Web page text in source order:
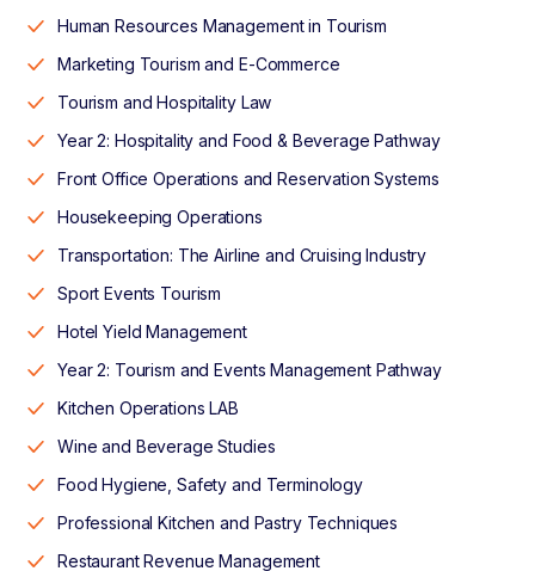
Human Resources Management in Tourism
Marketing Tourism and E-Commerce
Tourism and Hospitality Law
Year 2: Hospitality and Food & Beverage Pathway
Front Office Operations and Reservation Systems
Housekeeping Operations
Transportation: The Airline and Cruising Industry
Sport Events Tourism
Hotel Yield Management
Year 2: Tourism and Events Management Pathway
Kitchen Operations LAB
Wine and Beverage Studies
Food Hygiene, Safety and Terminology
Professional Kitchen and Pastry Techniques
Restaurant Revenue Management